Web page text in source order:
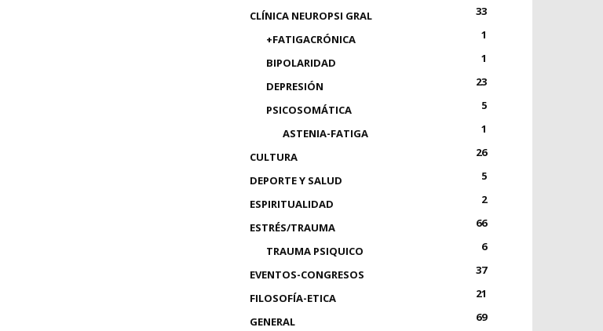
CLÍNICA NEUROPSI GRAL
33
+FATIGACRÓNICA
1
BIPOLARIDAD
1
DEPRESIÓN
23
PSICOSOMÁTICA
5
ASTENIA-FATIGA
1
CULTURA
26
DEPORTE Y SALUD
5
ESPIRITUALIDAD
2
ESTRÉS/TRAUMA
66
TRAUMA PSIQUICO
6
EVENTOS-CONGRESOS
37
FILOSOFÍA-ETICA
21
GENERAL
69